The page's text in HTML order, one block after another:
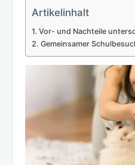
Artikelinhalt
Vor- und Nachteile
Gemeinsamer